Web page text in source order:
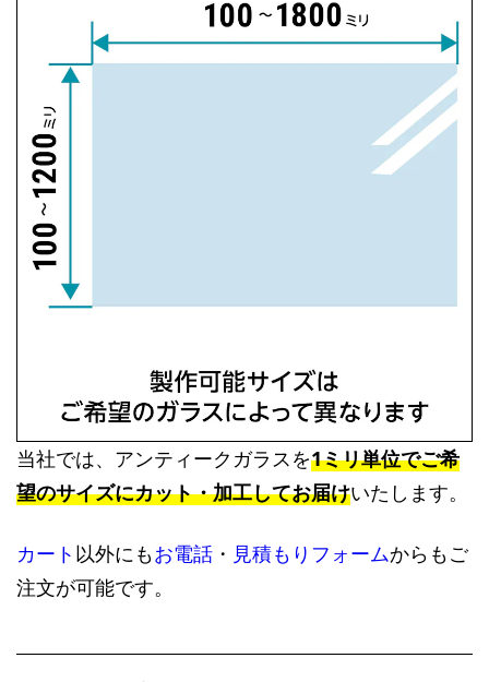
当社では、アンティークガラスを1ミリ単位でご希
望のサイズにカット・加工してお届けいたします。
カート 以外にもお電話 ・ 見積もりフォームからもご
注文が可能です。